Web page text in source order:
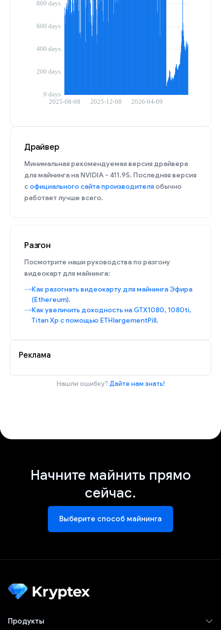
Драйвер
Минимальная рекомендуемая версия драйвера
для майнинга на NVIDIA - 411.95. Последняя версия
с официального сайта производителя обычно
работает лучше всего.
Разгон
Посмотрите наши руководства по разгону
видеокарт для майнинга:
Как разогнать видеокарту для майнинга Эфира
(Ethereum).
Как увеличить доходность на GTX1080, 1080ti,
Titan Xp с помощью ETHlargementPill.
Реклама
Нашли ошибку? Дайте нам знать!
Начните майнить прямо
сейчас.
Выберите способ майнинга
Продукты